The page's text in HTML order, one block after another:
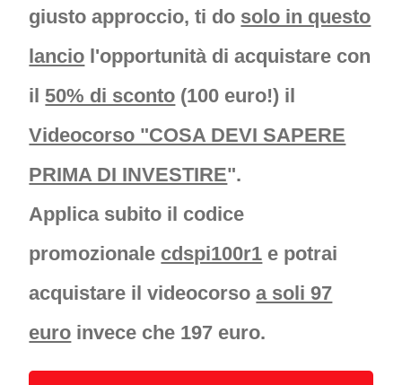
giusto approccio, ti do solo in questo
lancio l'opportunità di acquistare con
il50% di sconto (100 euro!) il
Videocorso "COSA DEVI SAPERE
PRIMA DI INVESTIRE".
Applica subito il codice
promozionale cdspi100r1 e potrai
acquistare il videocorsoa soli 97
euro invece che 197 euro.